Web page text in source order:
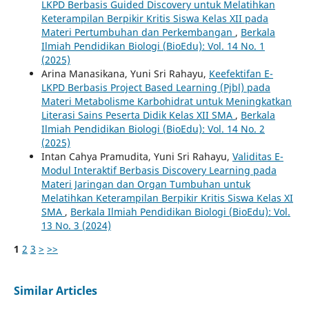
LKPD Berbasis Guided Discovery untuk Melatihkan
Keterampilan Berpikir Kritis Siswa Kelas XII pada
Materi Pertumbuhan dan Perkembangan , Berkala
Ilmiah Pendidikan Biologi (BioEdu): Vol. 14 No. 1
(2025)
Arina Manasikana, Yuni Sri Rahayu, Keefektifan E-
LKPD Berbasis Project Based Learning (Pjbl) pada
Materi Metabolisme Karbohidrat untuk Meningkatkan
Literasi Sains Peserta Didik Kelas XII SMA , Berkala
Ilmiah Pendidikan Biologi (BioEdu): Vol. 14 No. 2
(2025)
Intan Cahya Pramudita, Yuni Sri Rahayu, Validitas E-
Modul Interaktif Berbasis Discovery Learning pada
Materi Jaringan dan Organ Tumbuhan untuk
Melatihkan Keterampilan Berpikir Kritis Siswa Kelas XI
SMA , Berkala Ilmiah Pendidikan Biologi (BioEdu): Vol.
13 No. 3 (2024)
1 2 3 > >>
Similar Articles